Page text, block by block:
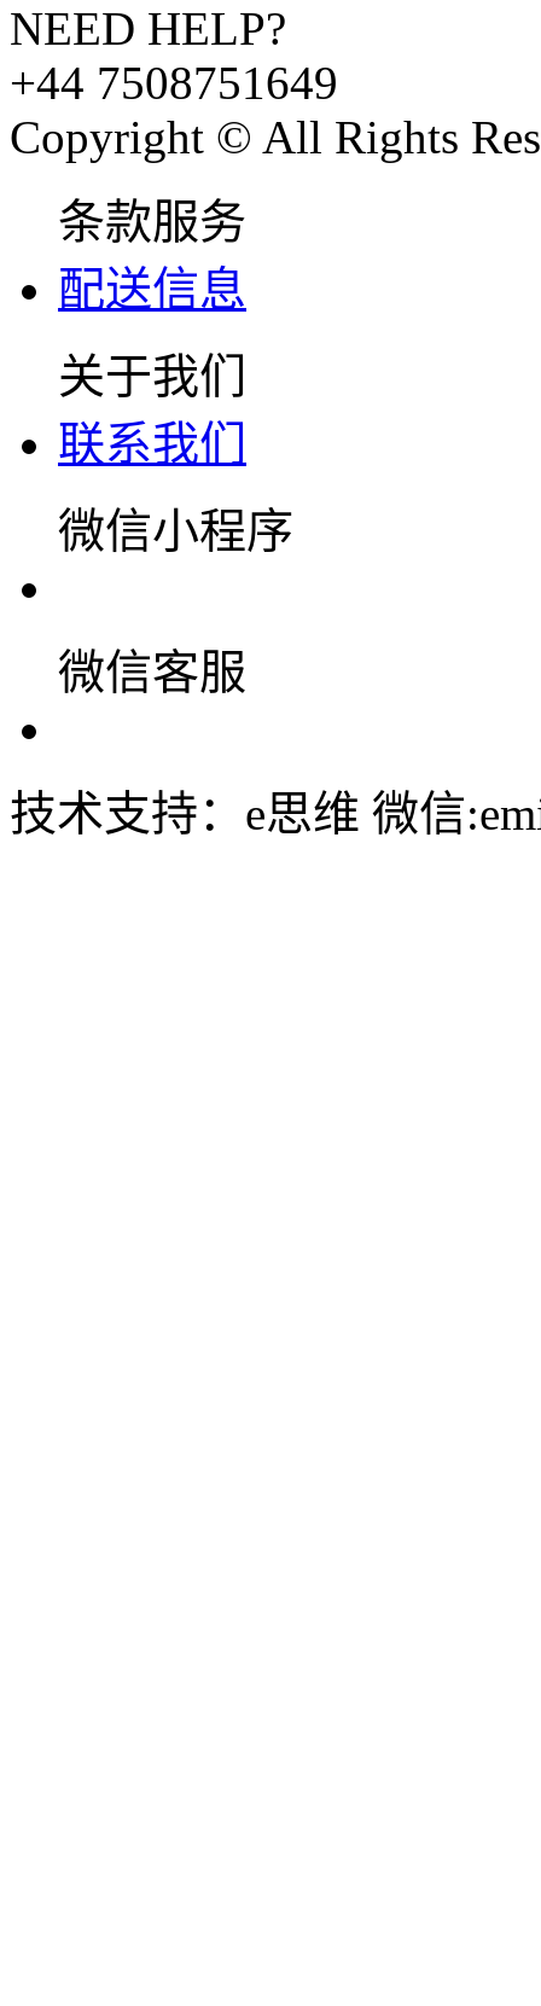
NEED HELP?
+44 7508751649
Copyright © All Rights
条款服务
配送信息
关于我们
联系我们
微信小程序
微信客服
技术支持：e思维 微信